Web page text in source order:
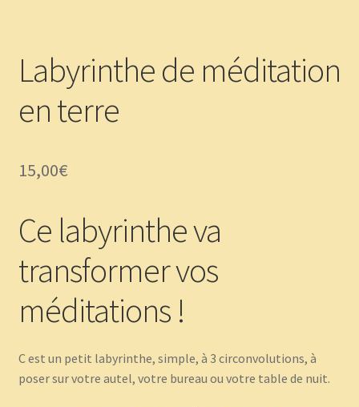
Labyrinthe de méditation
en terre
15,00€
Ce labyrinthe va
transformer vos
méditations !
C est un petit labyrinthe, simple, à 3 circonvolutions, à
poser sur votre autel, votre bureau ou votre table de nuit.